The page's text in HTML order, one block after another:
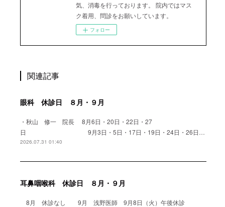
気、消毒を行っております。 院内ではマス
ク着用、問診をお願いしています。
フォロー
関連記事
眼科 休診日 ８月・９月
・秋山 修一 院長 8月6日・20日・22日・27
日 9月3日・5日・17日・19日・24日・26日…
2026.07.31 01:40
耳鼻咽喉科 休診日 ８月・９月
8月 休診なし 9月 浅野医師 9月8日（火）午後休診